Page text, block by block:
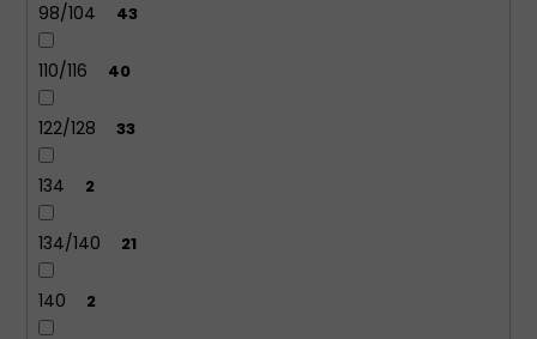
98/104 43
110/116 40
122/128 33
134 2
134/140 21
140 2
KALHOTKY
BAVLNĚNÉ
3679
LOVELYGIRL
179
Kč